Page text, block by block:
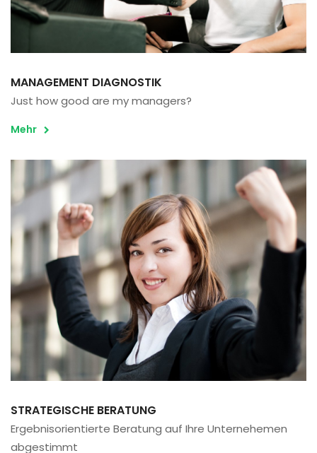
MANAGEMENT DIAGNOSTIK
Just how good are my managers?
Mehr
STRATEGISCHE BERATUNG
Ergebnisorientierte Beratung auf Ihre Unternehemen
abgestimmt